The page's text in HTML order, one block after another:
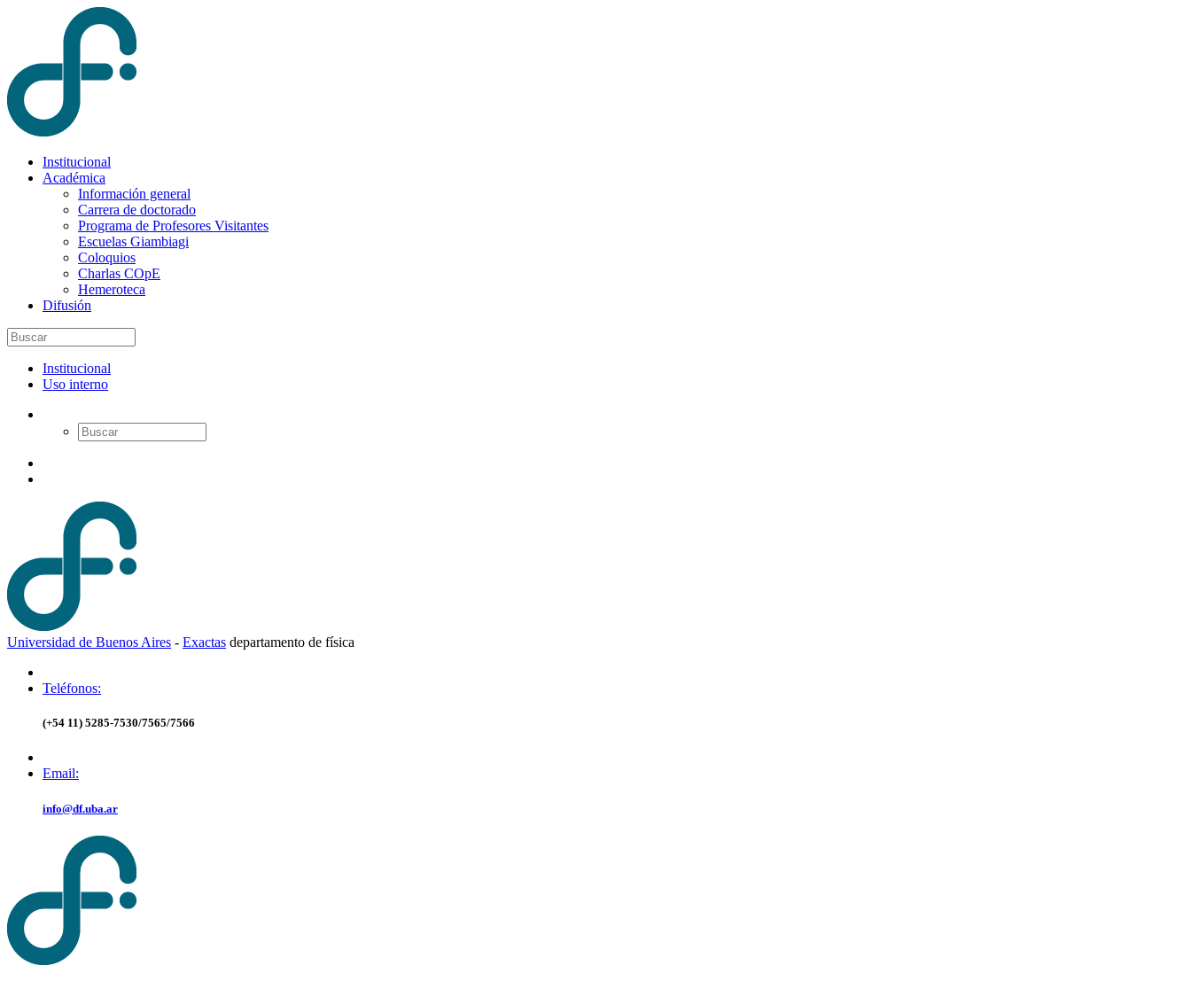
Institucional
Académica
Información general
Carrera de doctorado
Programa de Profesores Visitantes
Escuelas Giambiagi
Coloquios
Charlas COpE
Hemeroteca
Difusión
Institucional
Uso interno
Universidad de Buenos Aires - Exactas departamento de física
Teléfonos:
(+54 11) 5285-7530/7565/7566
Email:
info@df.uba.ar